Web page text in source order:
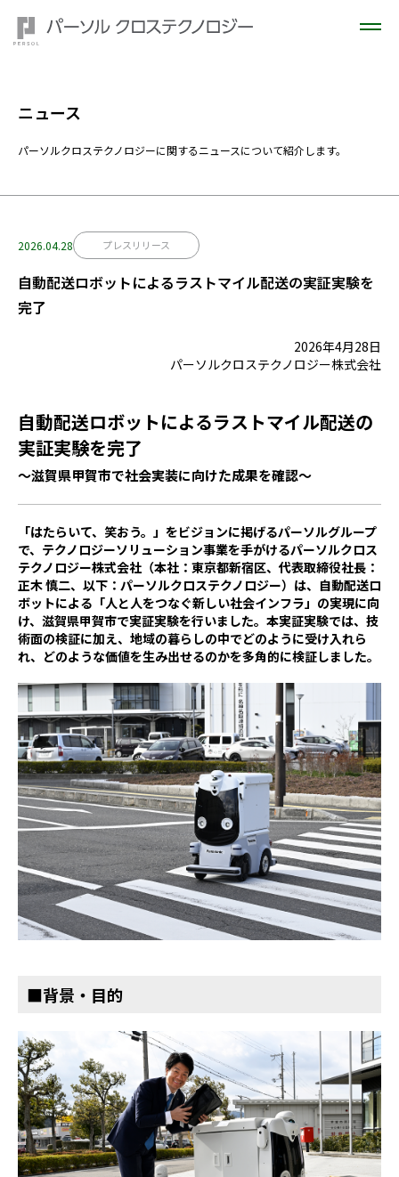
ニュース
パーソルクロステクノロジーに関するニュースについて紹介します。
2026.04.28 プレスリリース
自動配送ロボットによるラストマイル配送の実証実験を
完了
2026年4月28日
パーソルクロステクノロジー株式会社
自動配送ロボットによるラストマイル配送の
実証実験を完了
～滋賀県甲賀市で社会実装に向けた成果を確認～
「はたらいて、笑おう。」をビジョンに掲げるパーソルグループ
で、テクノロジーソリューション事業を手がけるパーソルクロス
テクノロジー株式会社（本社：東京都新宿区、代表取締役社長：
正木 慎二、以下：パーソルクロステクノロジー）は、自動配送ロ
ボットによる「人と人をつなぐ新しい社会インフラ」の実現に向
け、滋賀県甲賀市で実証実験を行いました。本実証実験では、技
術面の検証に加え、地域の暮らしの中でどのように受け入れら
れ、どのような価値を生み出せるのかを多角的に検証しました。
■背景・目的